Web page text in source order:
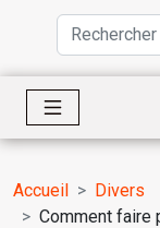
Accueil
Divers
Comment faire